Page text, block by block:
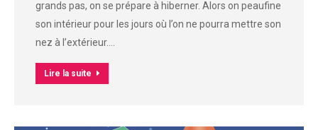
grands pas, on se prépare à hiberner. Alors on peaufine
son intérieur pour les jours où l’on ne pourra mettre son
nez à l’extérieur.…
Lire la suite